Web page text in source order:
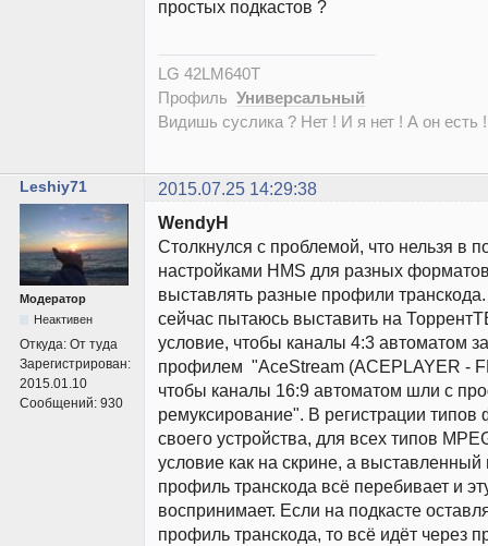
простых подкастов ?
LG 42LM640T
Профиль Универсальный
Видишь суслика ? Нет ! И я нет ! А он есть
Leshiy71 2015.07.25 14:29:38
Модератор
Неактивен
Откуда: От туда
Зарегистрирован:
2015.01.10
Сообщений: 930
WendyH
Столкнулся с проблемой, что нельзя в
настройками HMS для разных
выставлять разные профили
сейчас пытаюсь выставить на
условие, чтобы каналы 4:3 автоматом
профилем "AceStream (ACEPLAYER -
чтобы каналы 16:9 автоматом шли с
ремуксирование". В регистрации типов
своего устройства, для всех типов
условие как на скрине, а выставленный
профиль транскода всё перебивает и
воспринимает. Если на подкасте
профиль транскода, то всё идёт через